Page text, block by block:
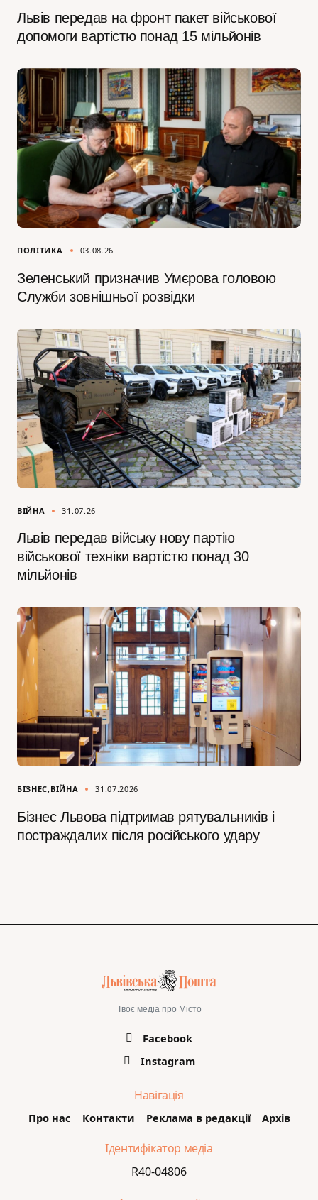
Львів передав на фронт пакет військової
допомоги вартістю понад 15 мільйонів
ПОЛІТИКА 03.08.26
Зеленський призначив Умєрова головою
Служби зовнішньої розвідки
ВІЙНА 31.07.26
Львів передав війську нову партію
військової техніки вартістю понад 30
мільйонів
БІЗНЕС ВІЙНА 31.07.2026
Бізнес Львова підтримав рятувальників і
постраждалих після російського удару
Твоє медіа про Місто
Facebook
Instagram
Навігація
Про нас Контакти Реклама в редакції Архів
Ідентифікатор медіа
R40-04806